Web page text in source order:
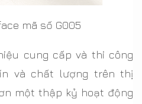
mã số G005
cung cấp và thi công
và chất lượng trên thị
một thập kỷ hoạt động